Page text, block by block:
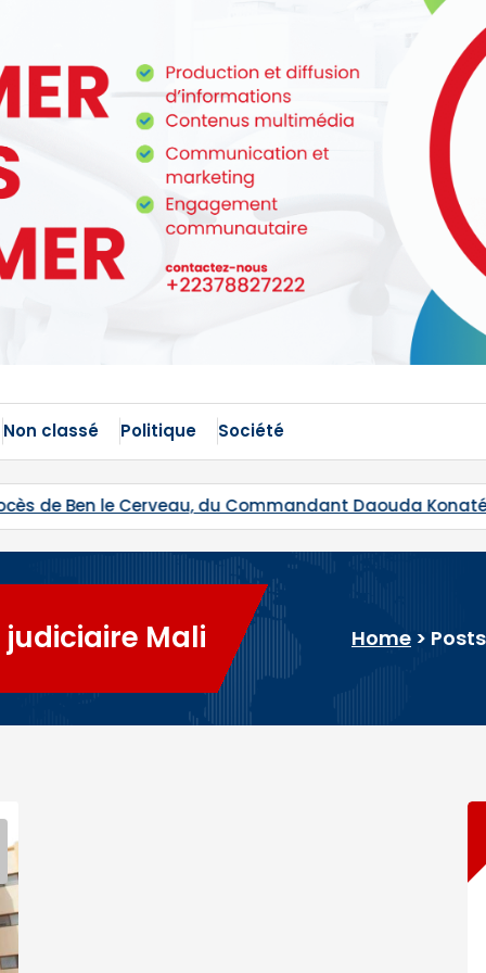
Non classé Politique Société
Daouda Konaté et de Ras Bath programmés
Mali Home >